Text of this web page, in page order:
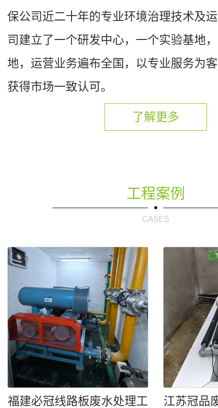
保公司近二十年的专业环境治理技术及
司建立了一个研发中心，一个实验基地
地，运营业务遍布全国，以专业服务为
获得市场一致认可。
了解更多
工程案例
CASES
福建必冠线路板废水处理工
江苏冠品